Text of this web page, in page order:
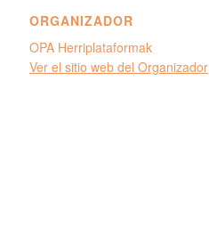
ORGANIZADOR
OPA Herriplataformak
Ver el sitio web del Organizador